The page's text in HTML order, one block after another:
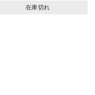
在庫切れ